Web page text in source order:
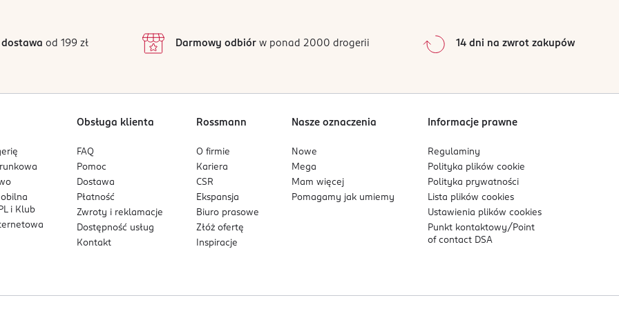
2
1
0%
Sortowanie wgdata: od najnowszej
od 199 zł Darmowy odbiórw ponad 2000 drogerii 14 dni na zwrot zakupów
i Klub
Obsługa klienta
FAQ
Pomoc
Dostawa
Płatność
Zwroty i reklamacje
Dostępność usług
Kontakt
Rossmann
O firmie
Kariera
CSR
Ekspansja
Biuro prasowe
Złóż ofertę
Inspiracje
Nasze oznaczenia
Nowe
Mega
Mam więcej
Pomagamy jak umiemy
Informacje prawne
Regulaminy
Polityka plikówcookie
Polityka prywatności
Lista plikówcookies
Ustawienia plikówcookies
Punkt kontaktowy/ Point
of contact DSA